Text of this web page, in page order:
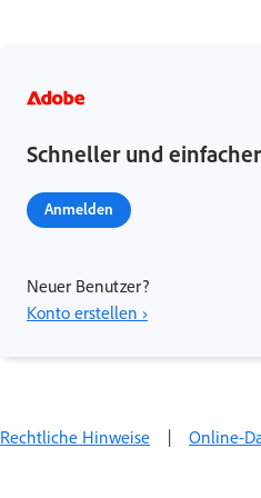
Schneller und
Anmelden
Neuer Benutzer?
Konto erstellen ›
Rechtliche Hinweise | Online-